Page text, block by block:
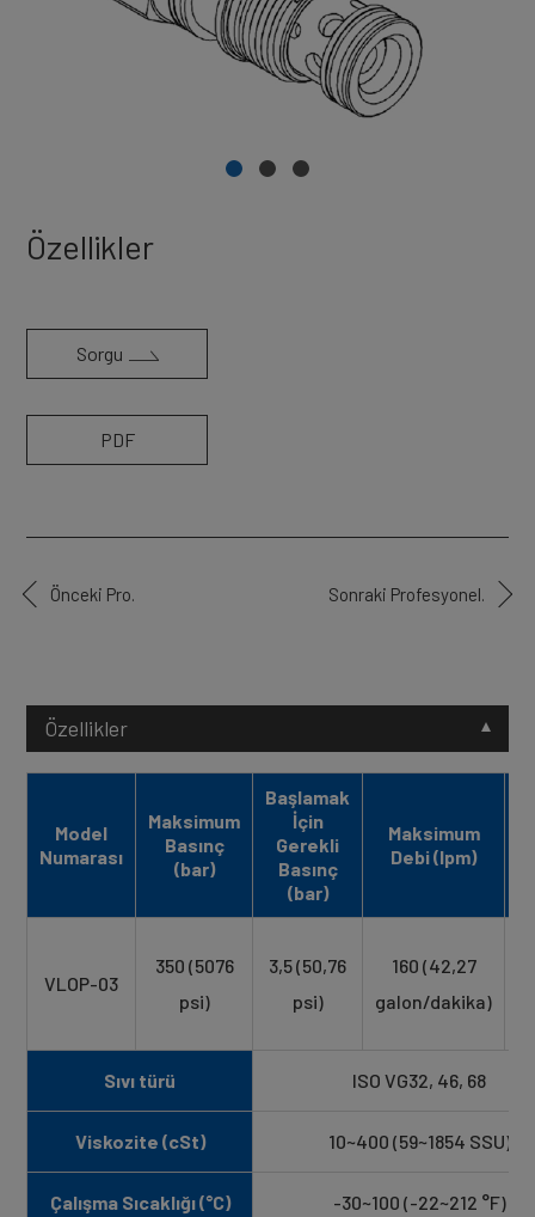
Özellikler
Sorgu
PDF
Önceki Pro. Sonraki Profesyonel.
Özellikler
Model
Numarası
Maksimum
Basınç
(bar)
Başlamak
İçin
Gerekli
Basınç
(bar)
Maksimum
Debi (lpm)
VLOP-03
350 (5076
psi)
3,5 (50,76
psi)
160 (42,27
galon/dakika)
Sıvı türü ISO VG32, 46, 68
Viskozite (cSt) 10~400 (59~1854 SSU)
Çalışma Sıcaklığı (°C) -30~100 (-22~212 °F)